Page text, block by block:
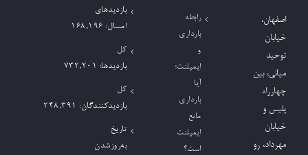
اصفهان،
خیابان
توحید
میانی، بین
چهارراه
پلیس و
خیابان
مهرداد، رو
رابطه
بارداری
و
ایمپلنت؛
آیا
بارداری
مانع
ایمپلنت
است؟
بازدیدهای
امسال: 168,196
کل
بازدیدها: 732,201
کل
بازدیدکنند‌گان: 248,391
تاریخ
به‌روزشدن